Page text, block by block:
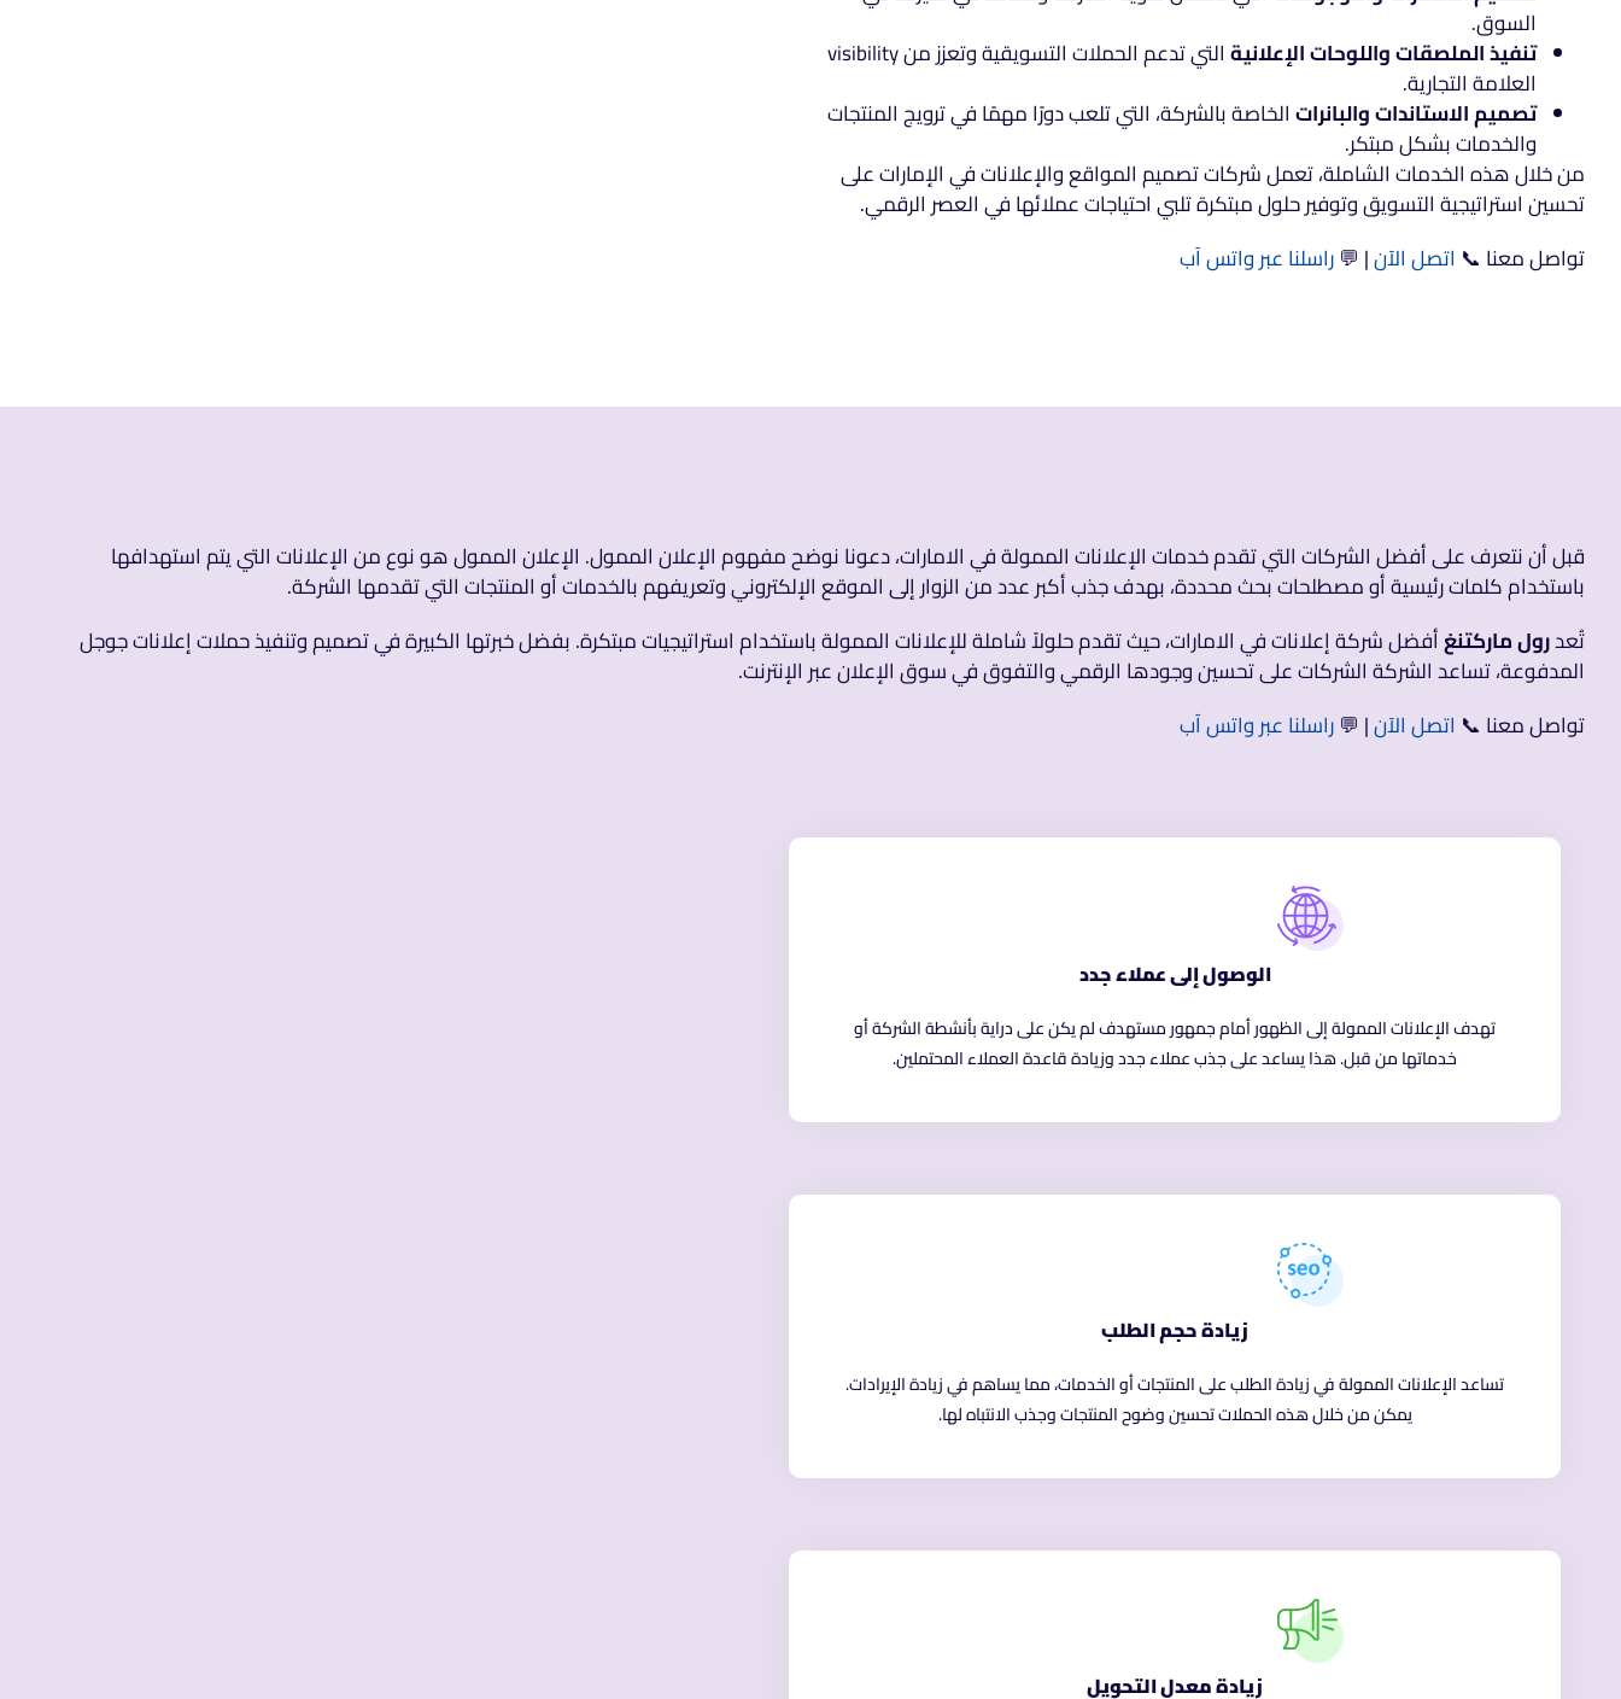
السوق.
تنفيذ الملصقات واللوحات الإعلانية التي تدعم الحملات التسويقية وتعزز من visibility
العلامة التجارية.
تصميم الاستاندات والبانراتالخاصة بالشركة، التي تلعب دورًا مهمًا في ترويج المنتجات
والخدمات بشكل مبتكر.
من خلال هذه الخدمات الشاملة، تعمل شركات تصميم المواقع والإعلانات في الإمارات على
تحسين استراتيجية التسويق وتوفير حلول مبتكرة تلبي احتياجات عملائها في العصر الرقمي.
تواصل معنا 📞 اتصل الآن| 💬راسلنا عبر واتس آب
قبل أن نتعرف على أفضل الشركات التي تقدم خدمات الإعلانات الممولة في الامارات، دعونا نوضح مفهوم الإعلان الممول. الإعلان الممول هو نوع من الإعلانات التي يتم استهدافها
باستخدام كلمات رئيسية أو مصطلحات بحث محددة، بهدف جذب أكبر عدد من الزوار إلى الموقع الإلكتروني وتعريفهم بالخدمات أو المنتجات التي تقدمها الشركة.
تُعدرول ماركتنغأفضل شركة إعلانات في الامارات، حيث تقدم حلولاً شاملة للإعلانات الممولة باستخدام استراتيجيات مبتكرة. بفضل خبرتها الكبيرة في تصميم وتنفيذ حملات إعلانات جوجل
المدفوعة، تساعد الشركة الشركات على تحسين وجودها الرقمي والتفوق في سوق الإعلان عبر الإنترنت.
تواصل معنا 📞 اتصل الآن| 💬راسلنا عبر واتس آب
الوصول إلى عملاء جدد
تهدف الإعلانات الممولة إلى الظهور أمام جمهور مستهدف لم يكن على دراية بأنشطة الشركة أو
خدماتها من قبل. هذا يساعد على جذب عملاء جدد وزيادة قاعدة العملاء المحتملين.
زيادة حجم الطلب
تساعد الإعلانات الممولة في زيادة الطلب على المنتجات أو الخدمات، مما يساهم في زيادة الإيرادات.
يمكن من خلال هذه الحملات تحسين وضوح المنتجات وجذب الانتباه لها.
زيادة معدل التحويل